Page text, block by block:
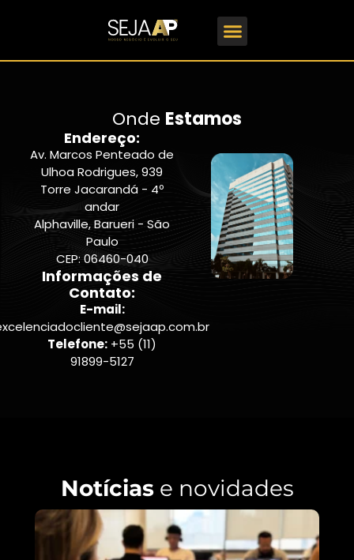
Onde Estamos
Endereço:
Av. Marcos Penteado de
Ulhoa Rodrigues, 939
Torre Jacarandá - 4º
andar
Alphaville, Barueri - São
Paulo
CEP: 06460-040
Informações de
Contato:
E-mail:
Telefone: +55 (11)
91899-5127
Notíciase novidades